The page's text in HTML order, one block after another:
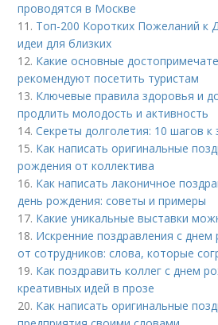
проводятся в Москве
11. Топ-200 Коротких Пожеланий к
идеи для близких
12. Какие основные
рекомендуют посетить туристам
13. Ключевые правила здоровья и
продлить молодость и активность
14.Секреты долголетия: 10 шагов к
15. Как написать оригинальные
рождения от коллектива
16. Как написать лаконичное
день рождения: советы и примеры
17. Какие уникальные выставки
18. Искренние поздравления с
от сотрудников: слова, которые
19. Как поздравить коллег с днем
креативных идей в прозе
20. Как написать оригинальные